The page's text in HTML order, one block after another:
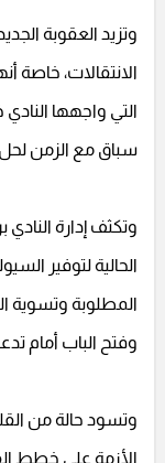
وتزيد العقوبة
الانتقالات، خاصة
التي واجهها النادي
سباق مع الزمن لحل
وتكثف إدارة
الحالية لتوفير
المطلوبة وتسوية
وفتح الباب أمام
وتسود حالة من
الأزمة على خطط